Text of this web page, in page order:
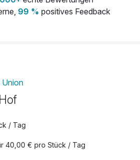
99 % positives Feedback
Union
/ Tag
40,00 € pro Stück / Tag